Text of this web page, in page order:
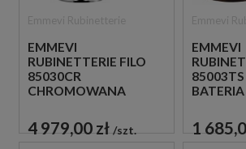
EMMEVI
RUBINETTERIE FILO
85030CR
CHROMOWANA
BATERIA WANNOWA
4 979,00 zł szt.
EMMEVI
BATERIA
1